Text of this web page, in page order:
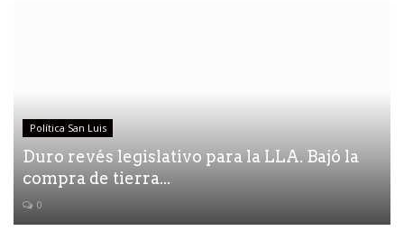
Política San Luis
Duro revés legislativo para la LLA. Bajó la
compra de tierra...
0